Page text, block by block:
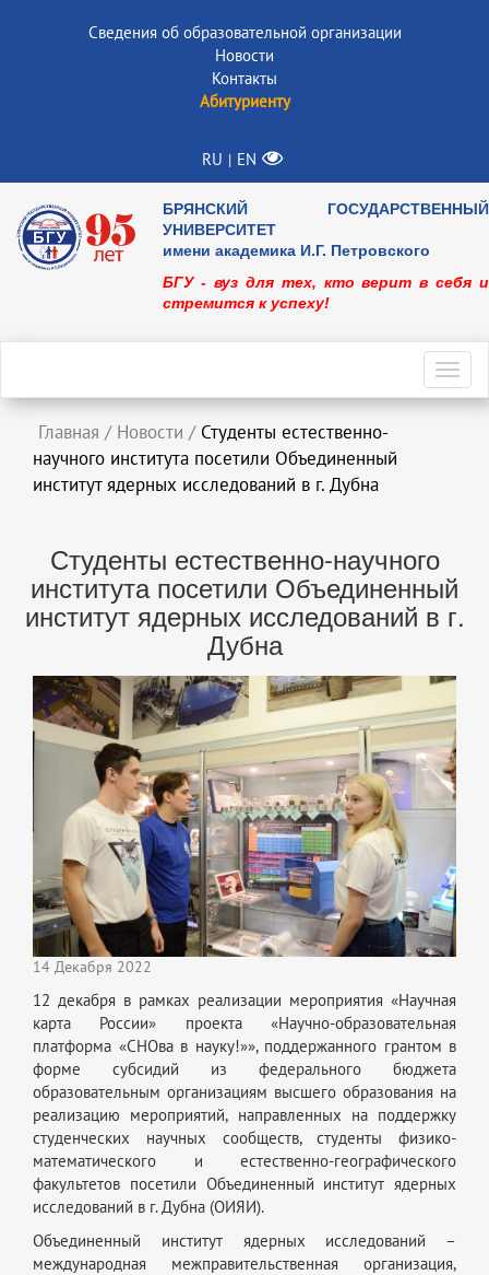
Сведения об образовательной организации
Новости
Контакты
Абитуриенту
RU | EN
БРЯНСКИЙ ГОСУДАРСТВЕННЫЙ
УНИВЕРСИТЕТ
имени академика И.Г. Петровского
БГУ - вуз для тех, кто верит в себя и
стремится к успеху!
Главная / Новости / Студенты естественно-
научного института посетили Объединенный
институт ядерных исследований в г. Дубна
Студенты естественно-научного
института посетили Объединенный
институт ядерных исследований в г.
Дубна
14 Декабря 2022
12 декабря в рамках реализации мероприятия «Научная
карта России» проекта «Научно-образовательная
платформа «СНОва в науку!»», поддержанного грантом в
форме субсидий из федерального бюджета
образовательным организациям высшего образования на
реализацию мероприятий, направленных на поддержку
студенческих научных сообществ, студенты физико-
математического и естественно-географического
факультетов посетили Объединенный институт ядерных
исследований в г. Дубна (ОИЯИ).
Объединенный институт ядерных исследований –
международная межправительственная организация,